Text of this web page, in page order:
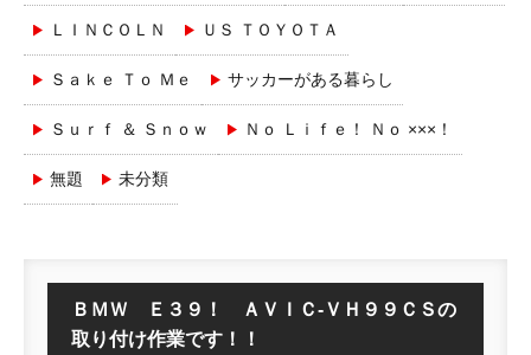
ＬＩＮＣＯＬＮ ＵＳ ＴＯＹＯＴＡ
Ｓａｋｅ Ｔｏ Ｍｅ サッカーがある暮らし
Ｓｕｒｆ ＆ Ｓｎｏｗ Ｎｏ Ｌｉｆｅ！ Ｎｏ ×××！
無題 未分類
ＢＭＷ Ｅ３９！ ＡＶＩＣ-ＶＨ９９ＣＳの
取り付け作業です！！